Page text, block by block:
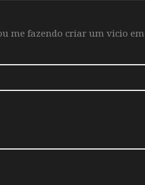
me fazendo criar um vicio em